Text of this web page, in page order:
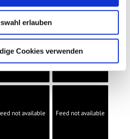
erlauben
Cookies verwenden
not available Feed not available
not available Feed not available